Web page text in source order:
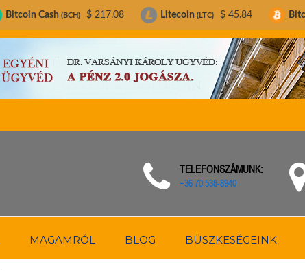
TELEFONSZÁMUNK:
+36 70 538-8940
MAGAMRÓL BLOG BÜSZKESÉGEINK
$ 217.08 Litecoin (LTC) $ 45.84 Bitcoin(BTC) $